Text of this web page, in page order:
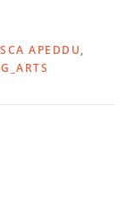
APEDDU,